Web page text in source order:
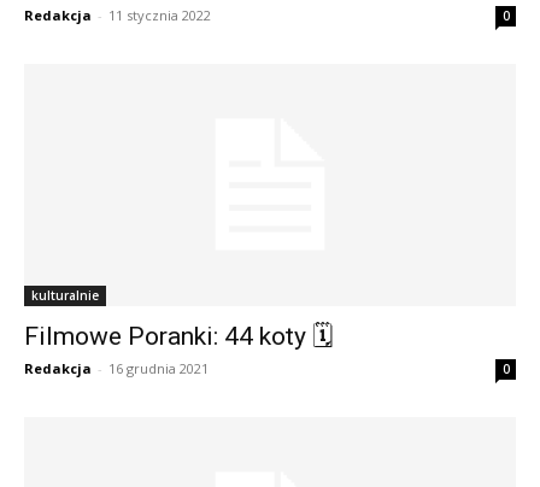
Redakcja - 11 stycznia 2022 0
kulturalnie
Filmowe Poranki: 44 koty 🗓
Redakcja - 16 grudnia 2021 0